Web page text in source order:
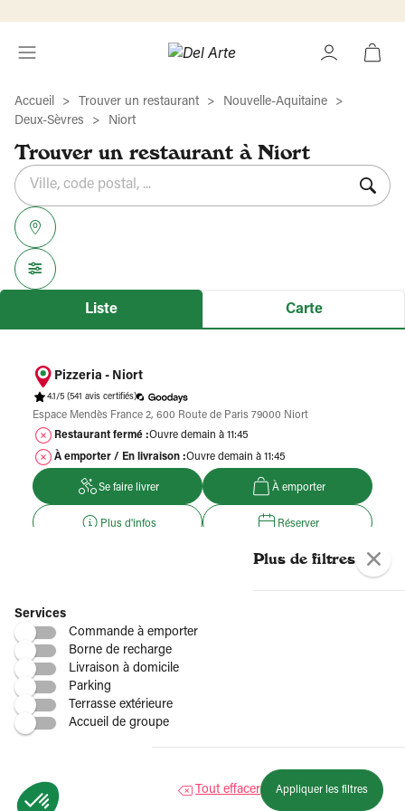
Accueil Trouver un restaurant
Nouvelle-Aquitaine
Deux-Sèvres
Niort
Trouver un restaurant à Niort
Rechercher
établissement
Veuillez
renseigner
une
adresse
{{count}}
résultat(s)
trouvé(s)
Plus de filtres
Services
Commande à emporter
Borne de recharge
Livraison à domicile
Parking
Terrasse extérieure
Accueil de groupe
Tout effacer Appliquer les filtres
Liste Carte
Pizzeria - Niort
4.1/5 (541 avis certifiés)
Espace Mendès France 2, 600 Route de Paris 79000 Niort
Restaurant fermé :Ouvre demain à 11:45
À emporter / En livraison :Ouvre demain à 11:45
Se faire livrer À emporter
Plus d'infos Réserver
Plus de restaurants Del Arte
Par région
Par département
Voir tous les restaurants